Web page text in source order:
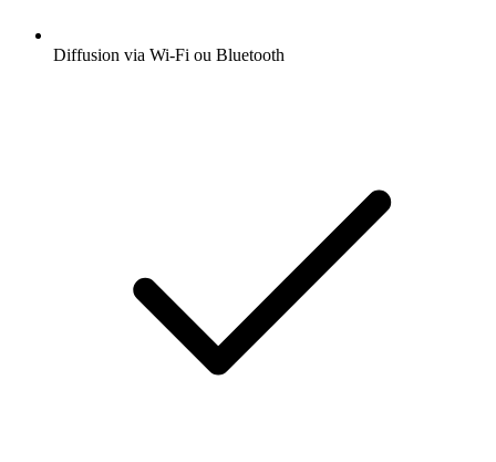
Diffusion via Wi-Fi ou Bluetooth